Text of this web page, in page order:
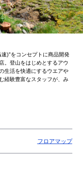
)”をコンセプトに商品開発
。登山をはじめとするアウ
生活を快適にするウエアや
経験豊富なスタッフが、み
フロアマップ